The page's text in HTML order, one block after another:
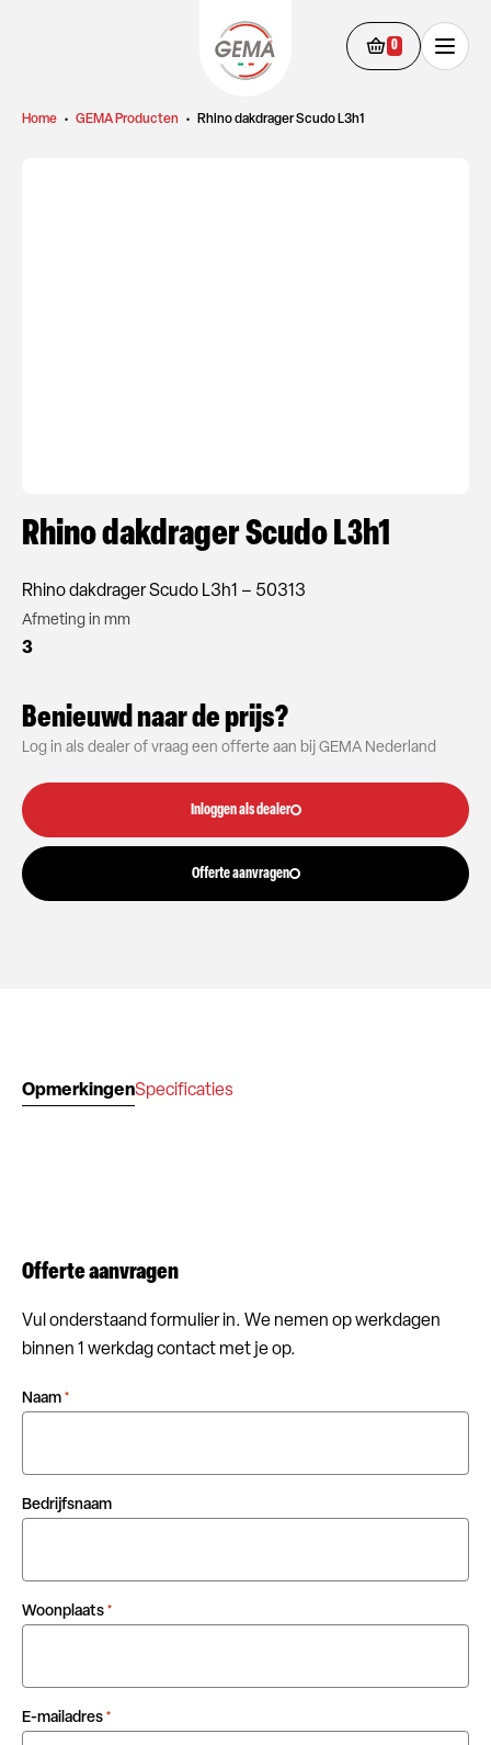
0
Home • GEMA Producten • Rhino dakdrager Scudo L3h1
Rhino dakdrager Scudo L3h1
Rhino dakdrager Scudo L3h1 – 50313
Afmeting in mm
3
Benieuwd naar de prijs?
Log in als dealer of vraag een offerte aan bij GEMA Nederland
Inloggen als dealer
Offerte aanvragen
OpmerkingenSpecificaties
Offerte aanvragen
Vul onderstaand formulier in. We nemen op werkdagen
binnen 1 werkdag contact met je op.
Naam *
Bedrijfsnaam
Woonplaats *
E-mailadres *